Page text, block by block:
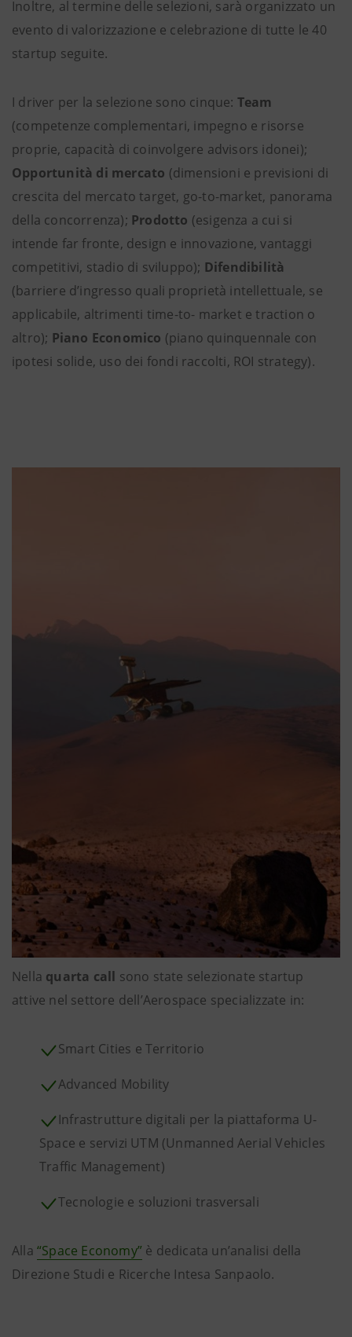
Inoltre, al termine delle selezioni, sarà organizzato un
evento di valorizzazione e celebrazione di tutte le 40
startup seguite.
I driver per la selezione sono cinque: Team
(competenze complementari, impegno e risorse
proprie, capacità di coinvolgere advisors idonei);
Opportunità di mercato (dimensioni e previsioni di
crescita del mercato target, go-to-market, panorama
della concorrenza); Prodotto (esigenza a cui si
intende far fronte, design e innovazione, vantaggi
competitivi, stadio di sviluppo); Difendibilità
(barriere d’ingresso quali proprietà intellettuale, se
applicabile, altrimenti time-to- market e traction o
altro); Piano Economico (piano quinquennale con
ipotesi solide, uso dei fondi raccolti, ROI strategy).
Nella quarta call sono state selezionate startup
attive nel settore dell’Aerospace specializzate in:
Smart Cities e Territorio
Advanced Mobility
Infrastrutture digitali per la piattaforma U-
Space e servizi UTM (Unmanned Aerial Vehicles
Traffic Management)
Tecnologie e soluzioni trasversali
Alla “Space Economy” è dedicata un’analisi della
Direzione Studi e Ricerche Intesa Sanpaolo.